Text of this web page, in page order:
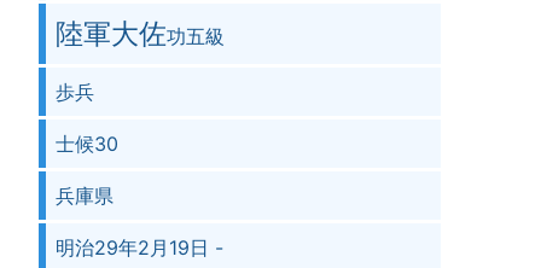
陸軍大佐功五級
歩兵
士候30
兵庫県
明治29年2月19日 -